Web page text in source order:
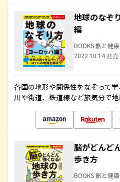
地球のな
編
BOOKS 旅と健康
2022.10.14 発売
各国の地形や関係性をなぞって
川や街道、鉄道線など旅気分で
脳がどんど
歩き方
BOOKS 旅と健康